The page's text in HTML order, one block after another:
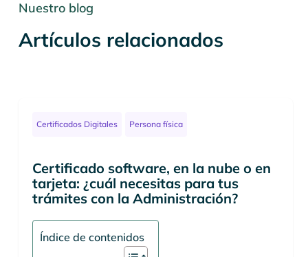
Nuestro blog
Artículos relacionados
Certificados Digitales Persona física
Certificado software, en la nube o en
tarjeta: ¿cuál necesitas para tus
trámites con la Administración?
Índice de contenidos